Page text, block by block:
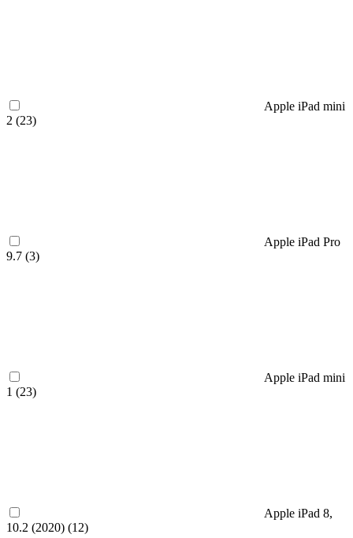
Apple iPad mini
2 (23)
Apple iPad Pro
9.7 (3)
Apple iPad mini
1 (23)
Apple iPad 8,
10.2 (2020) (12)